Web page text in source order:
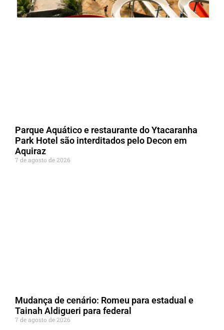
Parque Aquático e restaurante do Ytacaranha
Park Hotel são interditados pelo Decon em
Aquiraz
7 de agosto de 2026
Mudança de cenário: Romeu para estadual e
Tainah Aldigueri para federal
7 de agosto de 2026